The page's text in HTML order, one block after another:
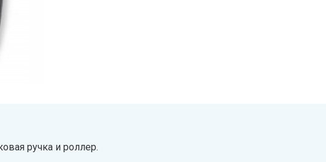
ручка и роллер.